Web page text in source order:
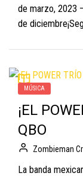
de marzo, 2023
de
MÚSICA
¡EL
QBO
Zombieman
La banda